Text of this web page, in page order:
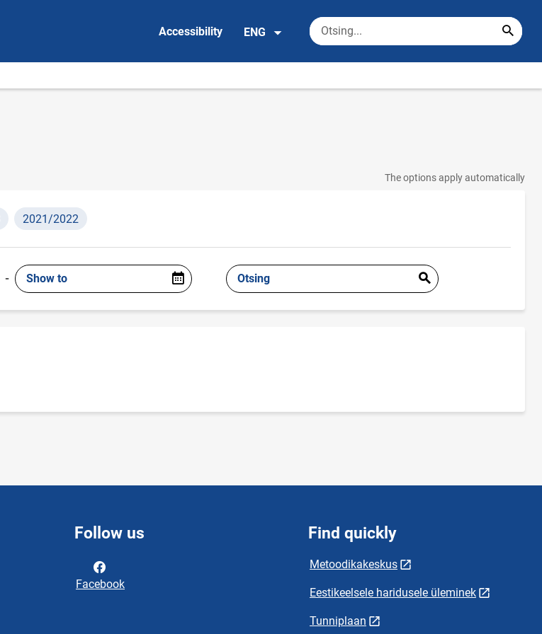
Accessibility ENG
The options apply automatically
2021/2022
- Show to Otsing
Follow us
Facebook
Find quickly
Metoodikakeskus
Eestikeelsele haridusele üleminek
Tunniplaan